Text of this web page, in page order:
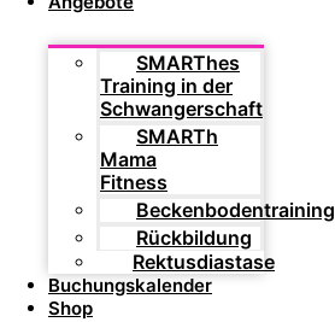
SMARThes
Training in der
Schwangerschaft
SMARTh
Mama
Fitness
Beckenbodentraining
Rückbildung
Rektusdiastase
Buchungskalender
Shop